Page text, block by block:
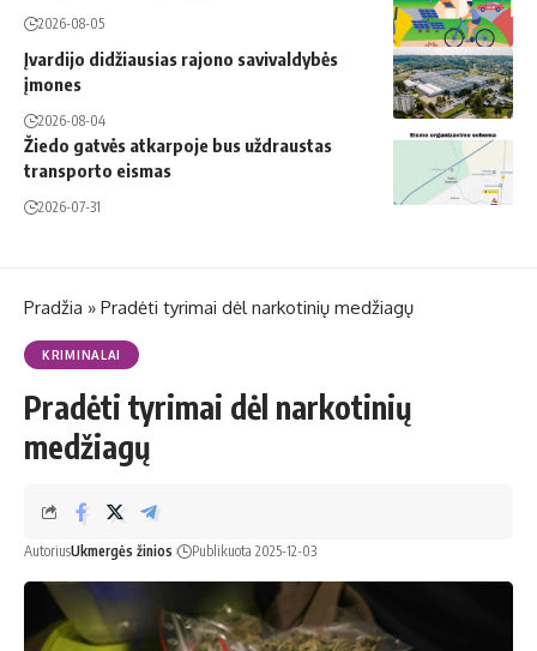
2026-08-05
Įvardijo didžiausias rajono savivaldybės
įmones
2026-08-04
Žiedo gatvės atkarpoje bus uždraustas
transporto eismas
2026-07-31
Pradžia » Pradėti tyrimai dėl narkotinių medžiagų
KRIMINALAI
Pradėti tyrimai dėl narkotinių
medžiagų
AutoriusUkmergės žinios Publikuota 2025-12-03